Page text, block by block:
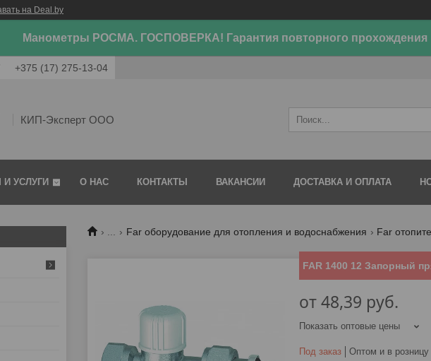
на Deal.by
Манометры РОСМА. ГОСПОВЕРКА! Гарантия повторного прохождения
+375 (17) 275-13-04
КИП-Эксперт ООО
УСЛУГИ О НАС КОНТАКТЫ ВАКАНСИИ ДОСТАВКА И ОПЛАТА
... Far оборудование для отопления и водоснабжения Far
FAR 1400 12 Запорный
от48,39 руб.
Показать оптовые цены
Под заказ Оптом и в розницу